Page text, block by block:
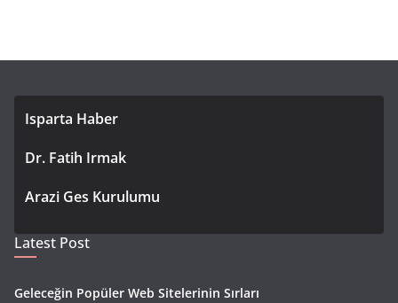
Isparta Haber
Dr. Fatih Irmak
Arazi Ges Kurulumu
Latest Post
Geleceğin Popüler Web Sitelerinin Sırları